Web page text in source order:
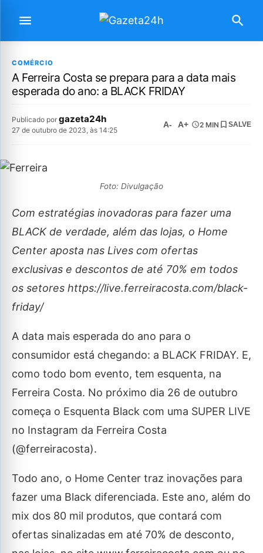
COMÉRCIO
A Ferreira Costa se prepara para a data mais
esperada do ano: a BLACK FRIDAY
Publicado por gazeta24h
27 de outubro de 2023, às 14:25
A- A+ 2 MIN SALVE
Foto: Divulgação
Com estratégias inovadoras para fazer uma
BLACK de verdade, além das lojas, o Home
Center aposta nas Lives com ofertas
exclusivas e descontos de até 70% em todos
os setores https://live.ferreiracosta.com/black-
friday/
A data mais esperada do ano para o
consumidor está chegando: a BLACK FRIDAY. E,
como todo bom evento, tem esquenta, na
Ferreira Costa. No próximo dia 26 de outubro
começa o Esquenta Black com uma SUPER LIVE
no Instagram da Ferreira Costa
(@ferreiracosta).
Todo ano, o Home Center traz inovações para
fazer uma Black diferenciada. Este ano, além do
mix dos 80 mil produtos, que contará com
ofertas sinalizadas em até 70% de desconto,